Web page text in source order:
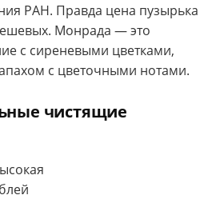
РАН. Правда цена пузырька
Монрада — это
с сиреневыми цветками,
с цветочными нотами.
чистящие